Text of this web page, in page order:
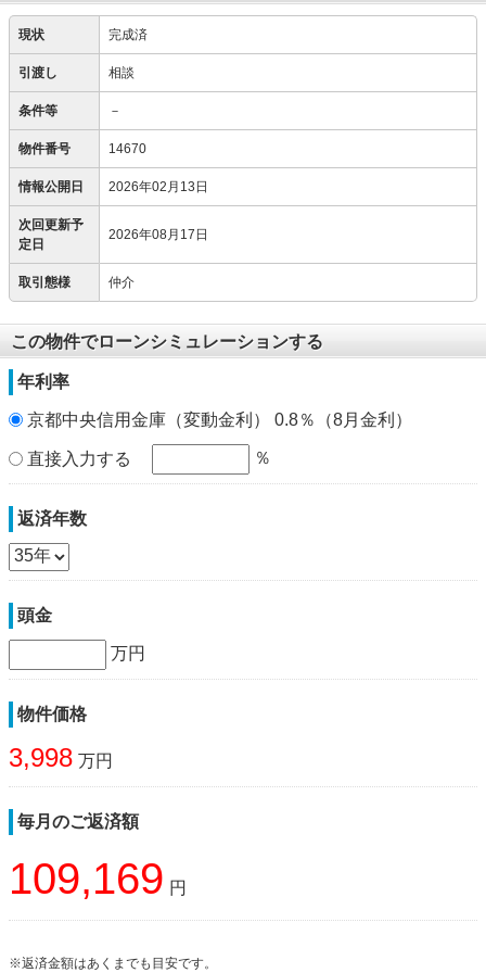
現状 完成済
引渡し 相談
条件等 －
物件番号 14670
情報公開日 2026年02月13日
次回更新予
定日
2026年08月17日
取引態様 仲介
この物件でローンシミュレーションする
年利率
京都中央信用金庫（変動金利） 0.8％（8月金利）
直接入力する ％
返済年数
頭金
万円
物件価格
3,998 万円
毎月のご返済額
109,169 円
※返済金額はあくまでも目安です。